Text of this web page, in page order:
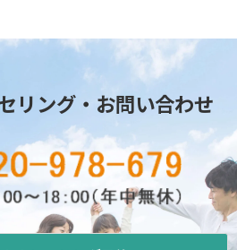
リング・お問い合わせ